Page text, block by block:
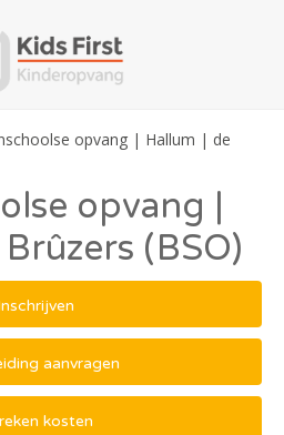
opvang | Hallum | de
opvang |
(BSO)
aanvragen
kosten